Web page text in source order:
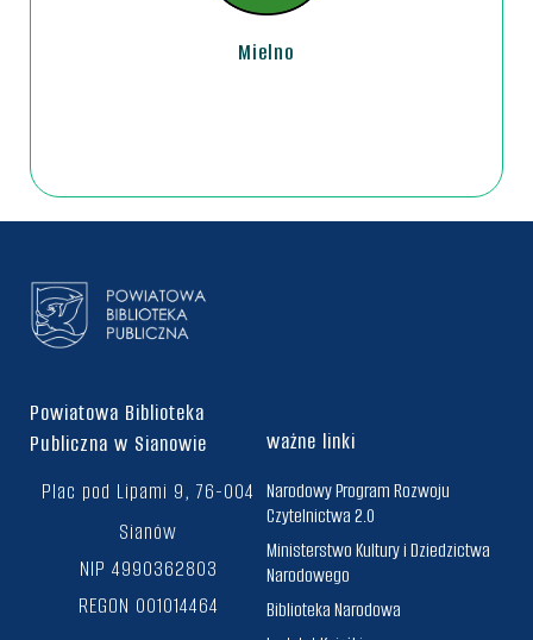
Mielno
Powiatowa Biblioteka
Publiczna w Sianowie
Plac pod Lipami 9, 76-004
Sianów
NIP 4990362803
REGON 001014464
ważne linki
Narodowy Program Rozwoju
Czytelnictwa 2.0
Ministerstwo Kultury i Dziedzictwa
Narodowego
Biblioteka Narodowa